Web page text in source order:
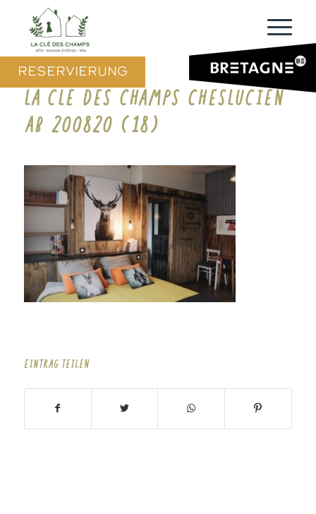
RESERVIERUNG
LA CLE DES CHAMPS CHESLUCIEN
AB 200820 (18)
EINTRAG TEILEN